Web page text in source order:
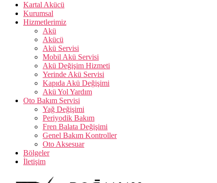
Kartal Akücü
Kurumsal
Hizmetlerimiz
Akü
Akücü
Akü Servisi
Mobil Akü Servisi
Akü Değişim Hizmeti
Yerinde Akü Servisi
Kapıda Akü Değişimi
Akü Yol Yardım
Oto Bakım Servisi
Yağ Değişimi
Periyodik Bakım
Fren Balata Değişimi
Genel Bakım Kontroller
Oto Aksesuar
Bölgeler
İletişim